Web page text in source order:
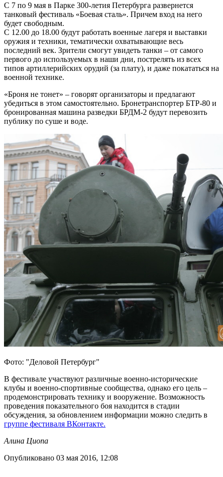
С 7 по 9 мая в Парке 300-летия Петербурга развернется
танковый фестиваль «Боевая сталь». Причем вход на него
будет свободным.
С 12.00 до 18.00 будут работать военные лагеря и выставки
оружия и техники, тематически охватывающие весь
последний век. Зрители смогут увидеть танки – от самого
первого до используемых в наши дни, пострелять из всех
типов артиллерийских орудий (за плату), и даже покататься на
военной технике.
«Броня не тонет» – говорят организаторы и предлагают
убедиться в этом самостоятельно. Бронетранспортер БТР-80 и
бронированная машина разведки БРДМ-2 будут перевозить
публику по суше и воде.
Фото: "Деловой Петербург"
В фестивале участвуют различные военно-исторические
клубы и военно-спортивные сообщества, однако его цель –
продемонстрировать технику и вооружение. Возможность
проведения показательного боя находится в стадии
обсуждения, за обновлением информации можно следить в
группе фестиваля ВКонтакте.
Алина Циопа
Опубликовано 03 мая 2016, 12:08